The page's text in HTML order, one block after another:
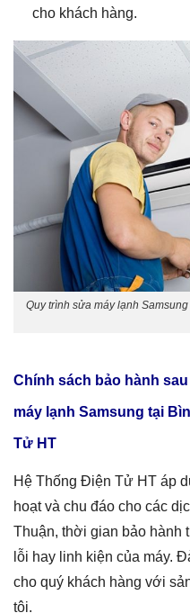
cho khách hàng.
Quy trình sửa máy lạnh
Chính sách bảo hành
máy lạnh Samsung tại
Tử HT
Hệ Thống Điện Tử HT áp
hoạt và chu đáo cho các
Thuận, thời gian bảo hành
lỗi hay linh kiện của máy.
cho quý khách hàng với
tôi.